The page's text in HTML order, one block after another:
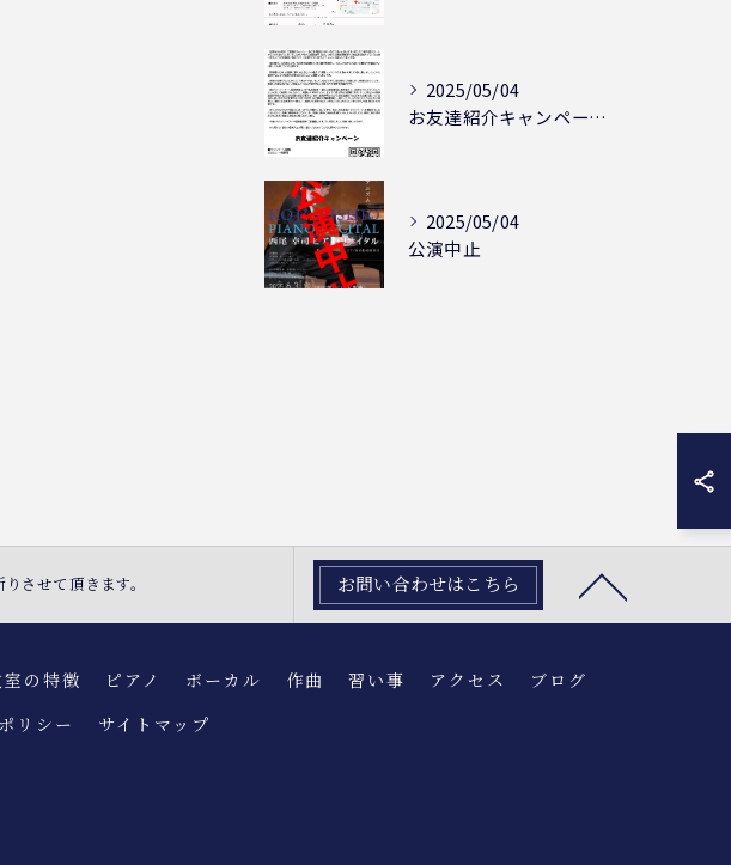
2025/05/04
お友達紹介キャンペーン実施中！！
2025/05/04
公演中止
させて頂きます。 お問い合わせはこちら
室の特徴 ピアノ ボーカル 作曲 習い事 アクセス ブログ
リシー サイトマップ